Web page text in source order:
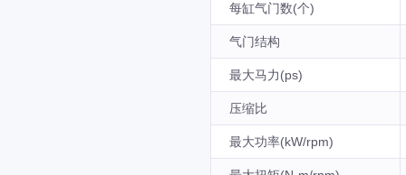
每缸气门数(个)
气门结构
最大马力(ps)
压缩比
最大功率(kW/rpm)